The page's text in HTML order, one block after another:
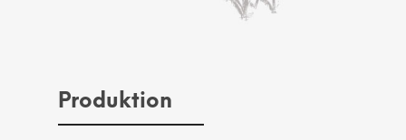
Produktion